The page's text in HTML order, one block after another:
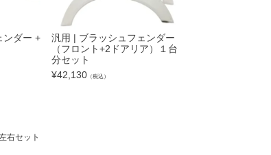
ンダー +
汎用 | ブラッシュフェンダー
（フロント+2ドアリア）１台
分セット
¥42,130 （税込）
右セット